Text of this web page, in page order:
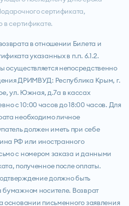
сертификата,
в сертификате.
в отношении Билета и
указанных в п.п. 6.1.2.
осуществляется непосредственно
ДРИМВУД: Республика Крым, г.
ул. Южная, д.7а в кассах
с 10:00 часов до 18:00 часов. Для
необходимо личное
должен иметь при себе
РФ или иностранного
с номером заказа и данными
полученное после оплаты.
должно быть
бумажном носителе. Возврат
основании письменного заявления